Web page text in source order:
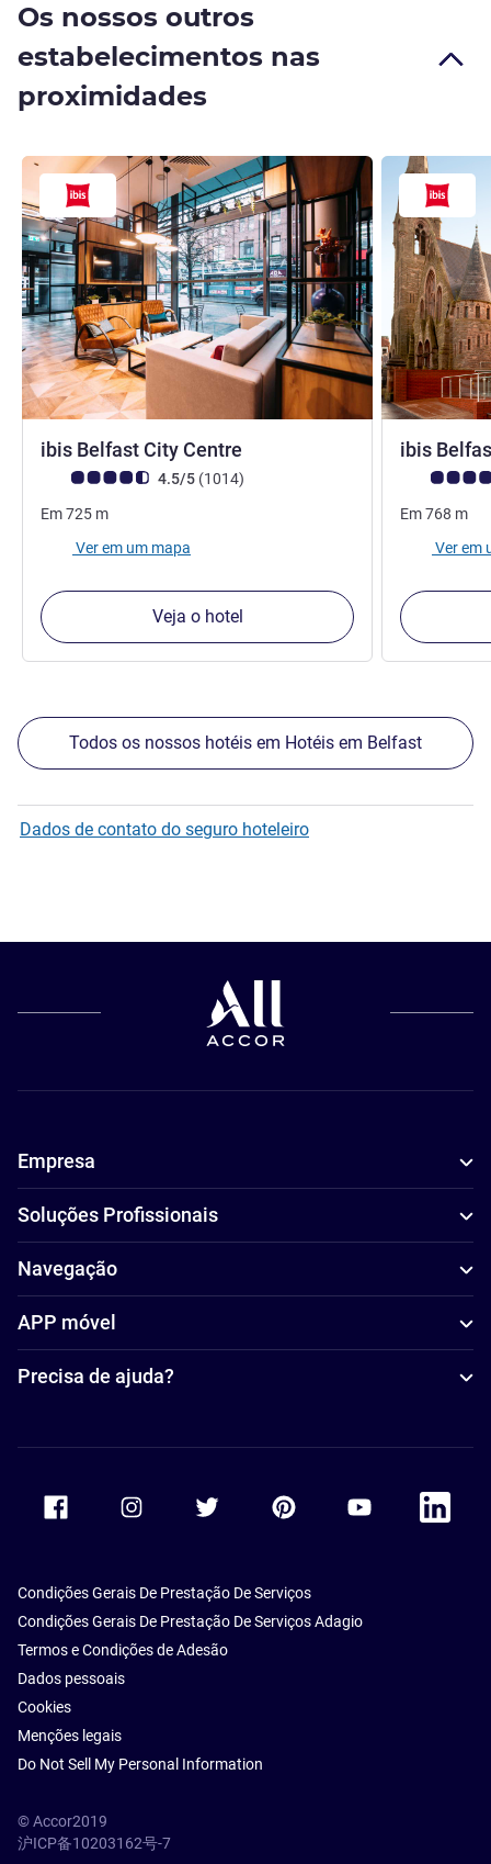
Os nossos outros
estabelecimentos nas
proximidades
ibis Belfast City Centre
Nota clientes Avis (Classificação ALL)
4.5/5 (1014comentários
)
Em725 m
Ver em um mapa
Veja o hotel
ibis
Nota
Em768 m
Ver em
Todos os nossos hotéis em Hotéis em Belfast
Dados de contato do seguro hoteleiro
Empresa
Soluções Profissionais
Navegação
APP móvel
Precisa de ajuda?
Accor Facebook Accor TwitterAccor PinterestAccor Youtube
Accor
Condições Gerais De Prestação De Serviços
Condições Gerais De Prestação De Serviços Adagio
Termos e Condições de Adesão
Dados pessoais
Cookies
Menções legais
Do Not Sell My Personal Information
© Accor2019
沪ICP备10203162号-7